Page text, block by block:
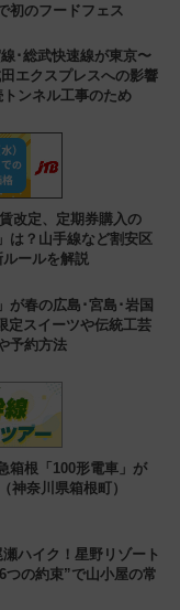
初のフードフェス
･総武快速線が東京〜
エクスプレスへの影響
ンネル工事のため
改定、定期券購入の
は？山手線など割安区
ールを解説
が春の広島･宮島･岩国
定スイーツや伝統工芸
予約方法
根「100形電車」が
神奈川県箱根町）
ハイク！星野リゾート
つの約束”で山小屋の常